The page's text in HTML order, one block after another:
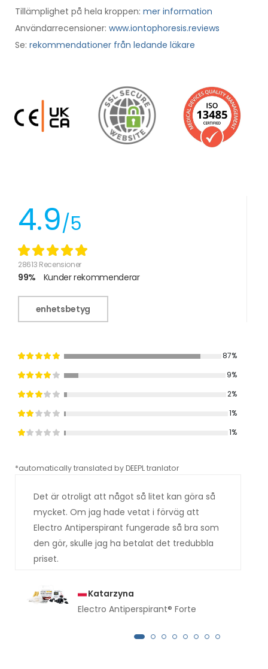
Tillämplighet på hela kroppen: mer information
Användarrecensioner: www.iontophoresis.reviews
Se: rekommendationer från ledande läkare
4.9/5
28613 Recensioner
99% Kunder rekommenderar
enhetsbetyg
87%
9%
2%
1%
1%
*automatically translated by DEEPL tranlator
Det är otroligt att något så litet kan göra så
mycket. Om jag hade vetat i förväg att
Electro Antiperspirant fungerade så bra som
den gör, skulle jag ha betalat det tredubbla
priset.
Katarzyna
Electro Antiperspirant® Forte